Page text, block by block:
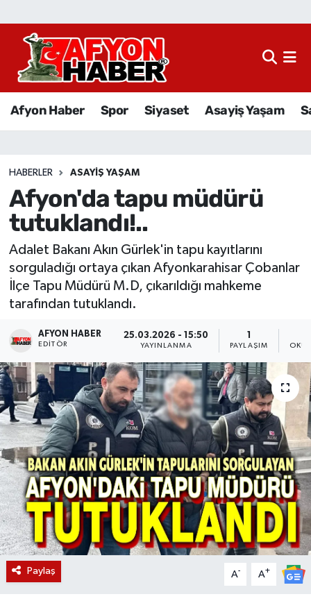
Afyon Haber Spor Siyaset Asayiş Yaşam
HABERLER ASAYIŞ YAŞAM
Afyon'da tapu müdürü
tutuklandı!..
Adalet Bakanı Akın Gürlek'in tapu kayıtlarını
sorguladığı ortaya çıkan Afyonkarahisar Çobanlar
İlçe Tapu Müdürü M.D, çıkarıldığı mahkeme
tarafından tutuklandı.
AFYON HABER
EDITÖR
25.03.2026 - 15:50
YAYINLANMA PAYLAŞIM
Paylaş A- A+
Afyon Haber
Sağlık
Eğitim
Sivil Toplum
Ekonomi
Magazin
Etkinlikler